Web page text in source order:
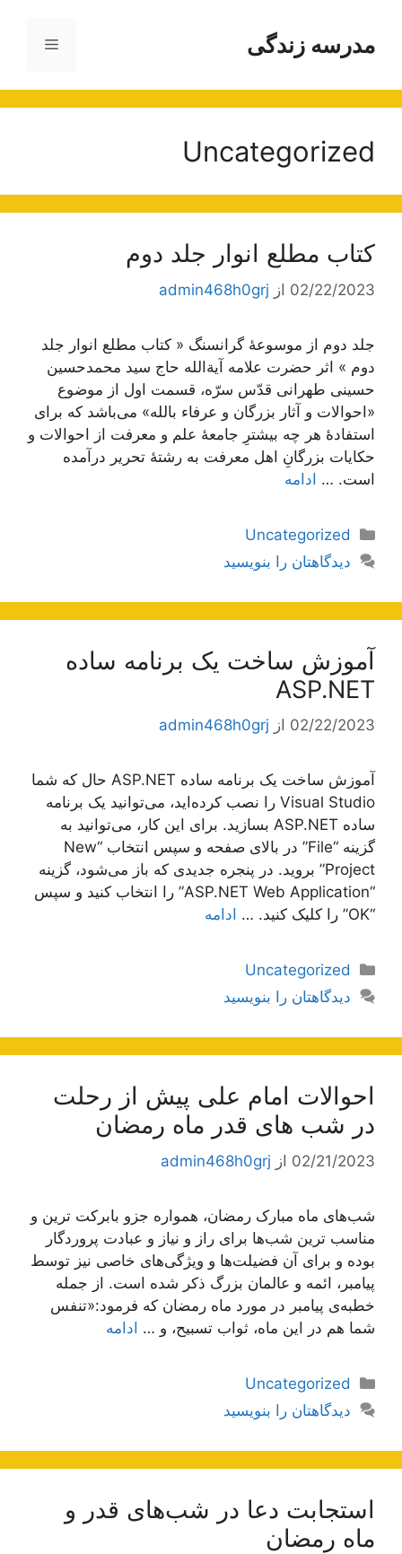
محتوامدرسه زندگی فهرست
Uncategorized
کتاب مطلع انوار جلد دوم
02/22/2023 از admin468h0grj
جلد دوم از موسوعۀ گرانسنگ « کتاب مطلع انوار جلد
دوم » اثر حضرت علامه آیة‌الله حاج سید محمدحسین
حسینی طهرانی قدّس سرّه، قسمت اول از موضوع
«احوالات و آثار بزرگان و عرفاء بالله» می‌باشد که برای
استفادۀ هر چه بیشترِ جامعۀ علم و معرفت از احوالات و
حکایات بزرگانِ اهل معرفت به رشتۀ تحریر درآمده
است. … ادامه
دسته‌ها
Uncategorized
دیدگاهتان را بنویسید
آموزش ساخت یک برنامه ساده
ASP.NET
02/22/2023 از admin468h0grj
آموزش ساخت یک برنامه ساده ASP.NET حال که شما
Visual Studio را نصب کرده‌اید، می‌توانید یک برنامه
ساده ASP.NET بسازید. برای این کار، می‌توانید به
گزینه “File” در بالای صفحه و سپس انتخاب “New
Project” بروید. در پنجره جدیدی که باز می‌شود، گزینه
“ASP.NET Web Application” را انتخاب کنید و سپس
“OK” را کلیک کنید. …
ادامه
دسته‌ها
Uncategorized
دیدگاهتان را بنویسید
احوالات امام علی پیش از رحلت
در شب های قدر ماه رمضان
02/21/2023 از admin468h0grj
شب‌های ماه مبارک رمضان، همواره جزو بابرکت ترین و
مناسب ترین شب‌ها برای راز و نیاز و عبادت پروردگار
بوده و برای آن فضیلت‌ها و ویژگی‌های خاصی نیز توسط
پیامبر، ائمه و عالمان بزرگ ذکر شده است. از جمله
خطبه‌ی پیامبر در مورد ماه رمضان که فرمود:«تنفس
شما هم در این ماه، ثواب تسبیح، و … ادامه
دسته‌ها
Uncategorized
دیدگاهتان را بنویسید
استجابت دعا در شب‌های قدر و
ماه رمضان